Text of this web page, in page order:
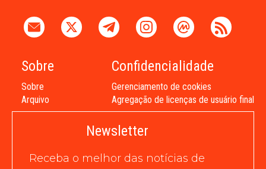
Sobre
Sobre
Arquivo
Confidencialidade
Gerenciamento de cookies
Agregação de licenças de usuário final
Newsletter
Receba o melhor das notícias de